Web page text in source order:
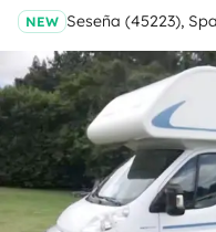
NEW Seseña (45223),